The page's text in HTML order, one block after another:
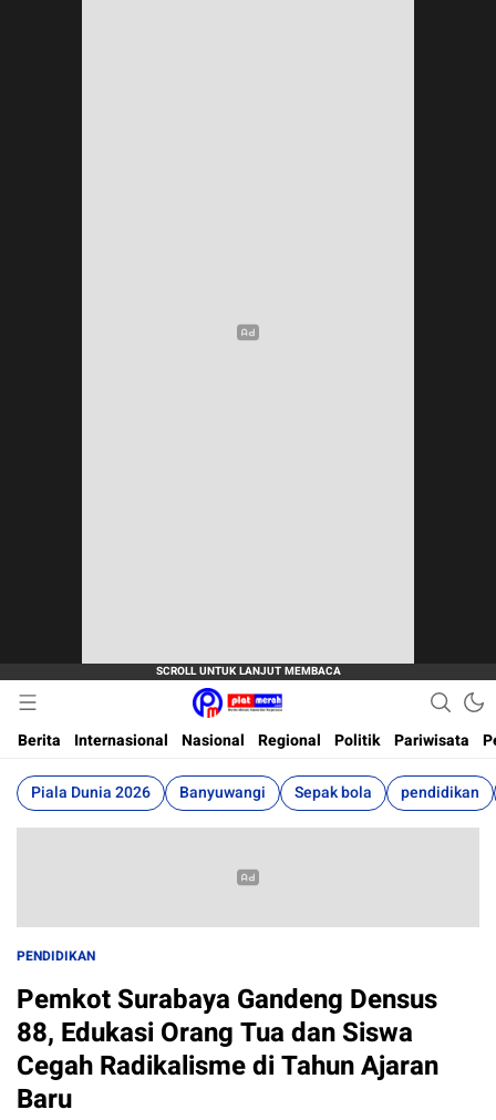
Plat Merah
Berita Terkini, Akurat, Terpercaya Dan Cepat
Berita
Internasional Nasional Regional Politik Pariwisata
Piala Dunia 2026 Banyuwangi Sepak bola pendidikan
PENDIDIKAN
Pemkot Surabaya Gandeng Densus
88, Edukasi Orang Tua dan Siswa
Cegah Radikalisme di Tahun Ajaran
Baru